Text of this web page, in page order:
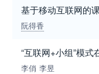
基于移动互联网的
阮得香
“互联网+小组”模
李俏 李昱